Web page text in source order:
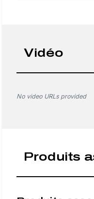
Vidéo
No video URLs provided
Produits